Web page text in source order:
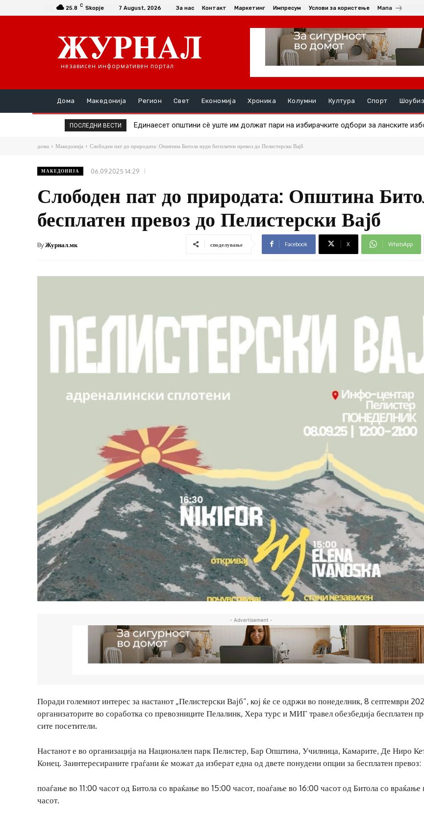
25.8 C Skopje 7 August, 2026 За нас Контакт Маркетинг Импресум Услови за користење Мапа
независен информативен портал
Дома Македонија Регион Свет Економија Хроника Колумни Култура Спорт Шоубиз
ПОСЛЕДНИ ВЕСТИ Повторно скок на цената на златото
дома Македонија Слободен пат до природата: Општина Битола нуди бесплатен превоз до Пелистерски Вајб
МАКЕДОНИЈА 06.09.2025 14:29
Слободен пат до природата: Општина
бесплатен превоз до Пелистерски Вајб
ByЖурнал.мк споделување Facebook X WhatsApp
- Advertisement -
Поради големиот интерес за настанот „Пелистерски Вајб“, кој ќе се одржи во понеделник, 8 септември
организаторите во соработка со превозниците Пелалинк, Хера турс и МИГ травел обезбедија бесплатен
сите посетители.
Настанот е во организација на Национален парк Пелистер, Бар Општина, Училница, Камарите, Де Ниро
Конец. Заинтересираните граѓани ќе можат да изберат една од двете понудени опции за бесплатен превоз:
поаѓање во 11:00 часот од Битола со враќање во 15:00 часот, поаѓање во 16:00 часот од Битола со враќање
часот.